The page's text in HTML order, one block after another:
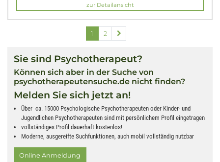
zur Detailansicht
1 2
Sie sind Psychotherapeut?
Können sich aber in der Suche von
psychotherapeutensuche.de nicht finden?
Melden Sie sich jetzt an!
Über ca. 15000 Psychologische Psychotherapeuten oder Kinder- und
Jugendlichen Psychotherapeuten sind mit persönlichem Profil eingetragen
vollständiges Profil dauerhaft kostenlos!
Moderne, ausgereifte Suchfunktionen, auch mobil vollständig nutzbar
Online Anmeldung